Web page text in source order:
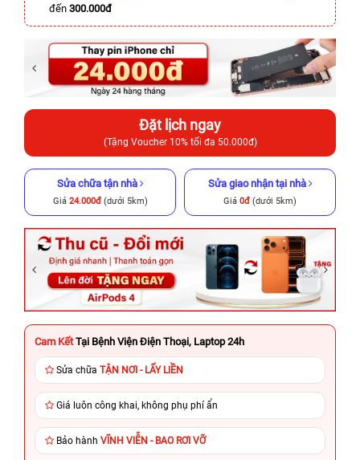
đến 300.000đ
Đặt lịch ngay
(Tặng Voucher 10% tối đa 50.000đ)
Sửa chữa tận nhà
Giá 24.000đ(dưới 5km)
Sửa giao nhận tại nhà
Giá 0đ (dưới 5km)
Cam Kết Tại Bệnh Viện Điện Thoại, Laptop 24h
Sửa chữa TẬN NƠI - LẤY LIỀN
Giá luôn công khai, không phụ phí ẩn
Bảo hành VĨNH VIỄN - BAO RƠI VỠ